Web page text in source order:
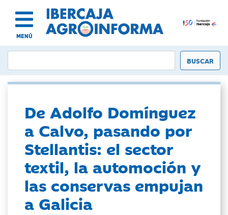
MENÚ
De Adolfo Domínguez
a Calvo, pasando por
Stellantis: el sector
textil, la automoción y
las conservas empujan
a Galicia